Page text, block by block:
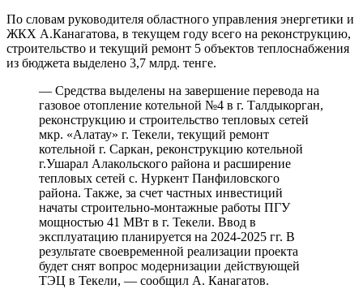
По словам руководителя областного управления энергетики и
ЖКХ А.Канагатова, в текущем году всего на реконструкцию,
строительство и текущий ремонт 5 объектов теплоснабжения
из бюджета выделено 3,7 млрд. тенге.
— Средства выделены на завершение перевода на
газовое отопление котельной №4 в г. Талдыкорган,
реконструкцию и строительство тепловых сетей
мкр. «Алатау» г. Текели, текущий ремонт
котельной г. Саркан, реконструкцию котельной
г.Ушарал Алакольского района и расширение
тепловых сетей с. Нуркент Панфиловского
района. Также, за счет частных инвестиций
начаты строительно-монтажные работы ПГУ
мощностью 41 МВт в г. Текели. Ввод в
эксплуатацию планируется на 2024-2025 гг. В
результате своевременной реализации проекта
будет снят вопрос модернизации действующей
ТЭЦ в Текели, — сообщил А. Канагатов.